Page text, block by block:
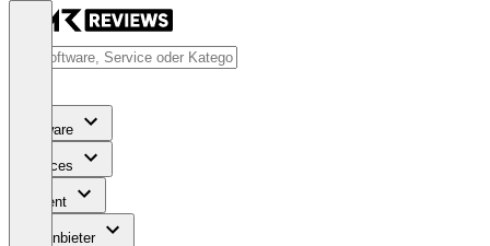
Software
Services
Content
Für Anbieter